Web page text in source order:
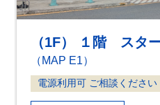
（1F） １階 スタ
（MAP E1）
電源利用可 ご相談ください